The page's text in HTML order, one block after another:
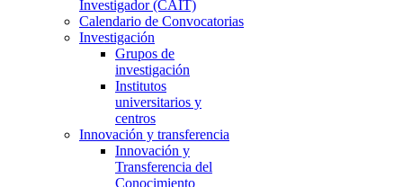
Investigador (CAIT)
Calendario de Convocatorias
Investigación
Grupos de
investigación
Institutos
universitarios y
centros
Innovación y transferencia
Innovación y
Transferencia del
Conocimiento